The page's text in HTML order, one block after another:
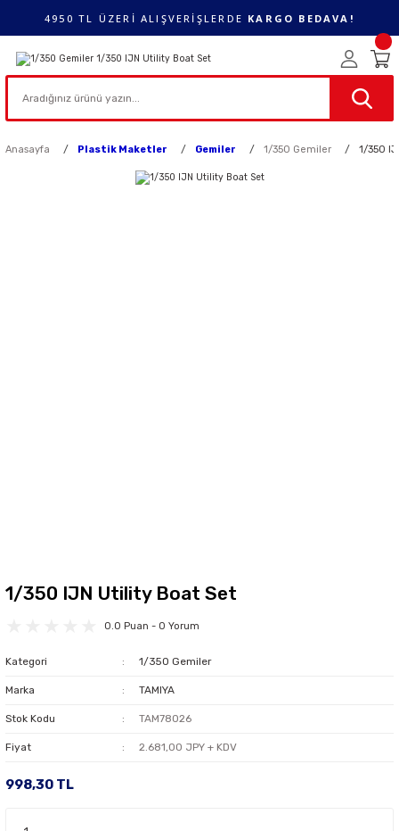
4950 TL ÜZERİ ALIŞVERİŞLERDE KARGO BEDAVA!
Anasayfa Plastik Maketler Gemiler 1/350 Gemiler 1/350
1/350 IJN Utility Boat Set
0.0 Puan - 0 Yorum
Kategori 1/350 Gemiler
Marka TAMIYA
Stok Kodu TAM78026
Fiyat 2.681,00 JPY + KDV
998,30 TL